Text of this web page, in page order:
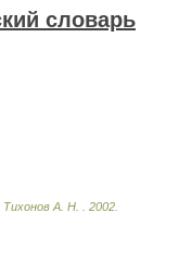
словарь
Тихонов А. Н. 2002